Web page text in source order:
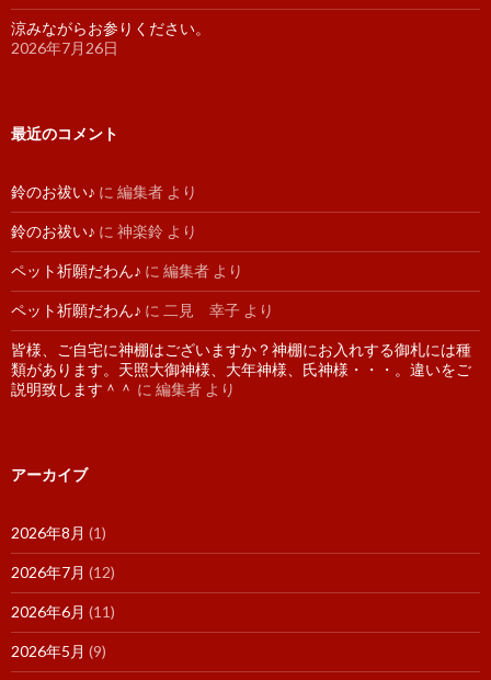
涼みながらお参りください。
2026年7月26日
最近のコメント
鈴のお祓い♪ に 編集者 より
鈴のお祓い♪ に 神楽鈴 より
ペット祈願だわん♪ に 編集者 より
ペット祈願だわん♪ に 二見 幸子 より
皆様、ご自宅に神棚はございますか？神棚にお入れする御札には種
類があります。天照大御神様、大年神様、氏神様・・・。違いをご
説明致します＾＾ に 編集者 より
アーカイブ
2026年8月 (1)
2026年7月 (12)
2026年6月 (11)
2026年5月 (9)